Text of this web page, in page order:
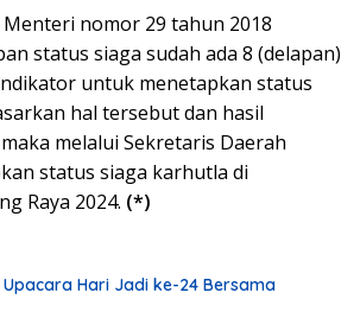
nomor 29 tahun 2018
status siaga sudah ada 8 (delapan)
untuk menetapkan status
hal tersebut dan hasil
melalui Sekretaris Daerah
status siaga karhutla di
Raya 2024. (*)
Hari Jadi ke-24 Bersama